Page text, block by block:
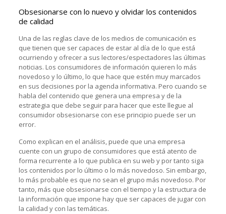
Obsesionarse con lo nuevo y olvidar los contenidos
de calidad
Una de las reglas clave de los medios de comunicación es
que tienen que ser capaces de estar al día de lo que está
ocurriendo y ofrecer a sus lectores/espectadores las últimas
noticias. Los consumidores de información quieren lo más
novedoso y lo último, lo que hace que estén muy marcados
en sus decisiones por la agenda informativa. Pero cuando se
habla del contenido que genera una empresa y de la
estrategia que debe seguir para hacer que este llegue al
consumidor obsesionarse con ese principio puede ser un
error.
Como explican en el análisis, puede que una empresa
cuente con un grupo de consumidores que está atento de
forma recurrente a lo que publica en su web y por tanto siga
los contenidos por lo último o lo más novedoso. Sin embargo,
lo más probable es que no sean el grupo más novedoso. Por
tanto, más que obsesionarse con el tiempo y la estructura de
la información que impone hay que ser capaces de jugar con
la calidad y con las temáticas.